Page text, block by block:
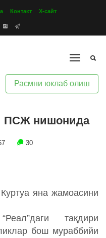
Контакт Х-сайт
Расмни юклаб олиш
ПСЖ нишонида
30
яна жамоасини
тақдири
бош мураббийи